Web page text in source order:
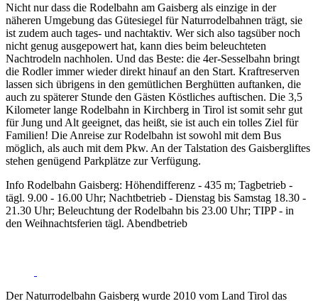
Nicht nur dass die Rodelbahn am Gaisberg als einzige in der
näheren Umgebung das Gütesiegel für Naturrodelbahnen trägt, sie
ist zudem auch tages- und nachtaktiv. Wer sich also tagsüber noch
nicht genug ausgepowert hat, kann dies beim beleuchteten
Nachtrodeln nachholen. Und das Beste: die 4er-Sesselbahn bringt
die Rodler immer wieder direkt hinauf an den Start. Kraftreserven
lassen sich übrigens in den gemütlichen Berghütten auftanken, die
auch zu späterer Stunde den Gästen Köstliches auftischen. Die 3,5
Kilometer lange Rodelbahn in Kirchberg in Tirol ist somit sehr gut
für Jung und Alt geeignet, das heißt, sie ist auch ein tolles Ziel für
Familien! Die Anreise zur Rodelbahn ist sowohl mit dem Bus
möglich, als auch mit dem Pkw. An der Talstation des Gaisbergliftes
stehen genügend Parkplätze zur Verfügung.
Info Rodelbahn Gaisberg: Höhendifferenz - 435 m; Tagbetrieb -
tägl. 9.00 - 16.00 Uhr; Nachtbetrieb - Dienstag bis Samstag 18.30 -
21.30 Uhr; Beleuchtung der Rodelbahn bis 23.00 Uhr; TIPP - in
den Weihnachtsferien tägl. Abendbetrieb
Der Naturrodelbahn Gaisberg wurde 2010 vom Land Tirol das